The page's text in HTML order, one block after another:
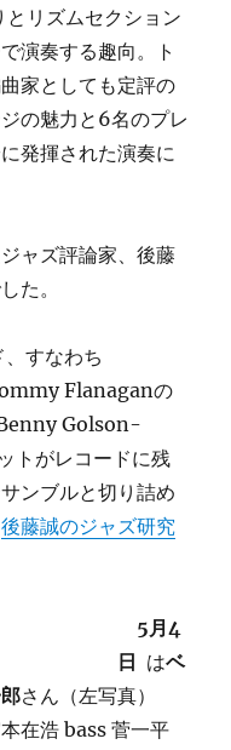
リズムセクション
演奏する趣向。ト
家としても定評の
の魅力と6名のプレ
発揮された演奏に
ャズ評論家、後藤
た。
、すなわち
Flanaganの
Golson-
トがレコードに残
ンブルと切り詰め
後藤誠のジャズ研究
5月4
日 はベ
さん（左写真）
在浩 bass 菅一平